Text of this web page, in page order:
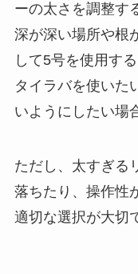
ーの太さを調整す
深が深い場所や根
して5号を使用す
タイラバを使いた
いようにしたい場
ただし、太すぎる
落ちたり、操作性
適切な選択が大切